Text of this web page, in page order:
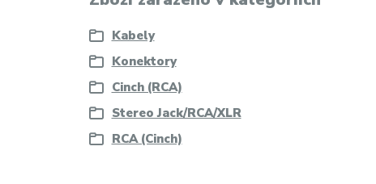
Kabely
Konektory
Cinch (RCA)
Stereo Jack/RCA/XLR
RCA (Cinch)